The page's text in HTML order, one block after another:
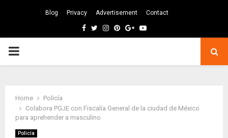
Blog Privacy Advertisement Contact
Facebook
TwitterInstagram
Pinterest
GoogleYoutube
PRIMARY
Home
Policía
Colabora PGJE con Fiscalía General de la ciudad de México
para aprehender a masculino
Policía